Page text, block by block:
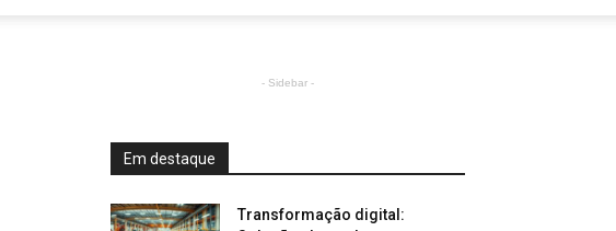
- Sidebar -
Em destaque
Transformação digital: